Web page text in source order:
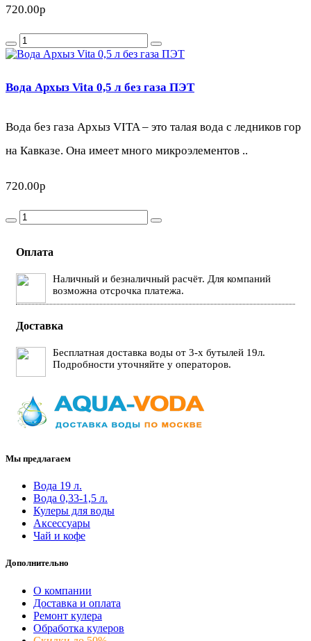
720.00р
Вода Архыз Vita 0,5 л без газа ПЭТ
Вода без газа Архыз VITA – это талая вода с ледников гор
на Кавказе. Она имеет много микроэлементов ..
720.00р
Оплата
Наличный и безналичный расчёт. Для компаний
возможна отсрочка платежа.
Доставка
Бесплатная доставка воды от 3-х бутылей 19л.
Подробности уточняйте у операторов.
Мы предлагаем
Вода 19 л.
Вода 0,33-1,5 л.
Кулеры для воды
Аксессуары
Чай и кофе
Дополнительно
О компании
Доставка и оплата
Ремонт кулера
Обработка кулеров